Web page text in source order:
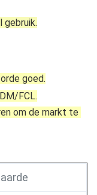
goed.
FCL.
om de markt te